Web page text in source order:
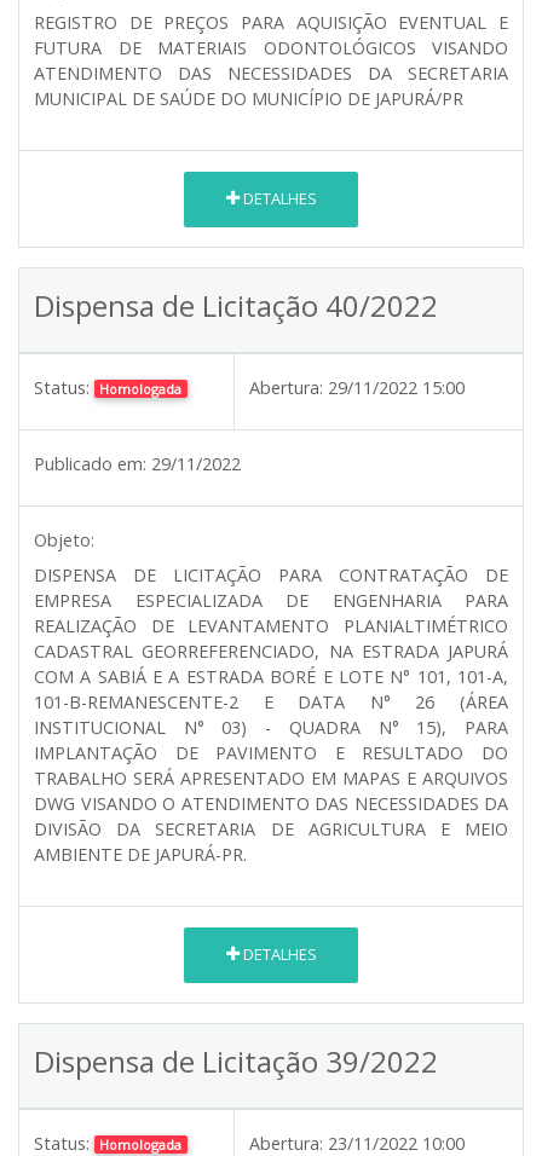
REGISTRO DE PREÇOS PARA AQUISIÇÃO EVENTUAL E
FUTURA DE MATERIAIS ODONTOLÓGICOS VISANDO
ATENDIMENTO DAS NECESSIDADES DA SECRETARIA
MUNICIPAL DE SAÚDE DO MUNICÍPIO DE JAPURÁ/PR
DETALHES
Dispensa de Licitação 40/2022
Status: Homologada Abertura: 29/11/2022 15:00
Publicado em: 29/11/2022
Objeto:
DISPENSA DE LICITAÇÃO PARA CONTRATAÇÃO DE
EMPRESA ESPECIALIZADA DE ENGENHARIA PARA
REALIZAÇÃO DE LEVANTAMENTO PLANIALTIMÉTRICO
CADASTRAL GEORREFERENCIADO, NA ESTRADA JAPURÁ
COM A SABIÁ E A ESTRADA BORÉ E LOTE N° 101, 101-A,
101-B-REMANESCENTE-2 E DATA N° 26 (ÁREA
INSTITUCIONAL N° 03) - QUADRA N° 15), PARA
IMPLANTAÇÃO DE PAVIMENTO E RESULTADO DO
TRABALHO SERÁ APRESENTADO EM MAPAS E ARQUIVOS
DWG VISANDO O ATENDIMENTO DAS NECESSIDADES DA
DIVISÃO DA SECRETARIA DE AGRICULTURA E MEIO
AMBIENTE DE JAPURÁ-PR.
DETALHES
Dispensa de Licitação 39/2022
Status: Homologada Abertura: 23/11/2022 10:00